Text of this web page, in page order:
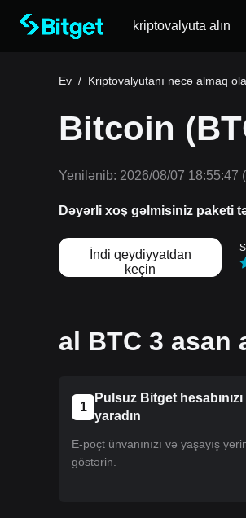
kriptovalyuta alın
Ev / Kriptovalyutanı necə almaq
Bitcoin
Yenilənib: 2026/08/07 18:55:47
Dəyərli xoş gəlmisiniz paketi
İndi qeydiyyatdan
keçin
al BTC 3 asan
1
Pulsuz Bitget hesabınızı
yaradın
E-poçt ünvanınızı və yaşayış
göstərin.